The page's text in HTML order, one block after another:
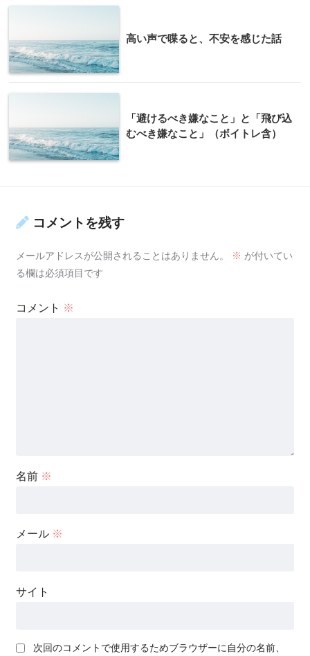
高い声で喋ると、不安を感じた話
「避けるべき嫌なこと」と「飛び込
むべき嫌なこと」（ボイトレ含）
コメントを残す
メールアドレスが公開されることはありません。 ※ が付いてい
る欄は必須項目です
コメント ※
名前 ※
メール ※
サイト
次回のコメントで使用するためブラウザーに自分の名前、